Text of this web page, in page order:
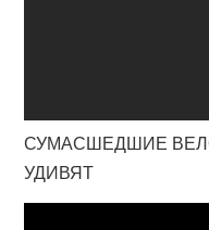
СУМАСШЕДШИЕ
УДИВЯТ